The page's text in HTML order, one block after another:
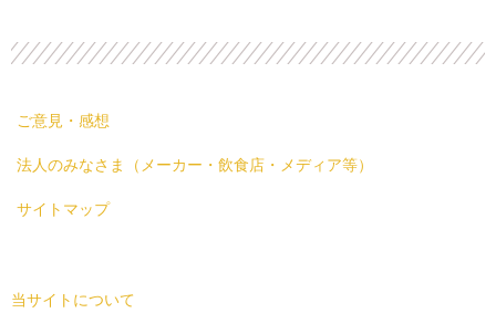
ご意見・感想
法人のみなさま（メーカー・飲食店・メディア等）
サイトマップ
当サイトについて